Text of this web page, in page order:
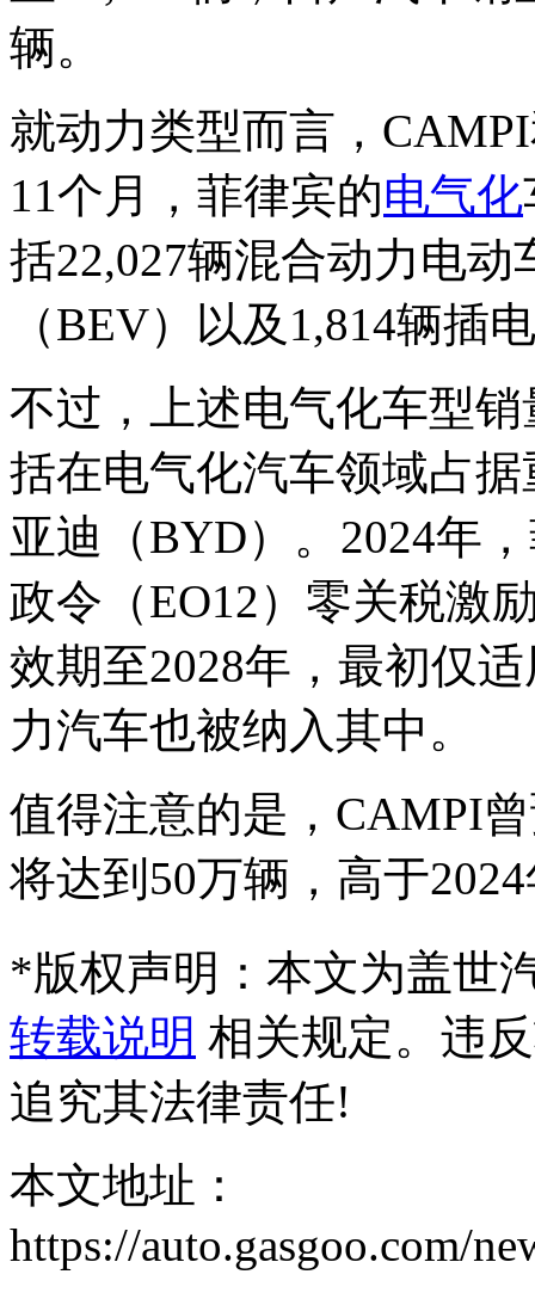
辆。
就动力类型而言，
11个月，菲律宾的电气化
括22,027辆混合动力电
（BEV）以及1,814辆插
不过，上述电气化车型
括在电气化汽车领域占
亚迪（BYD）。2024年
政令（EO12）零关税
效期至2028年，最初仅
力汽车也被纳入其中。
值得注意的是，CAMPI
将达到50万辆，高于
*版权声明：本文为盖世
转载说明 相关规定。违
追究其法律责任!
本文地址：
https://auto.gasgoo.com/